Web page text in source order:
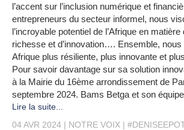
l’accent sur l’inclusion numérique et
entrepreneurs du secteur informel, nous
l’incroyable potentiel de l’Afrique en
richesse et d’innovation…. Ensemble,
Afrique plus résiliente, plus innovante et
Pour savoir davantage sur sa solution
à la Mairie du 16ème arrondissement de
septembre 2024. Bams Betga et son
Lire la suite...
04 AVR 2024
NOTRE VOIX